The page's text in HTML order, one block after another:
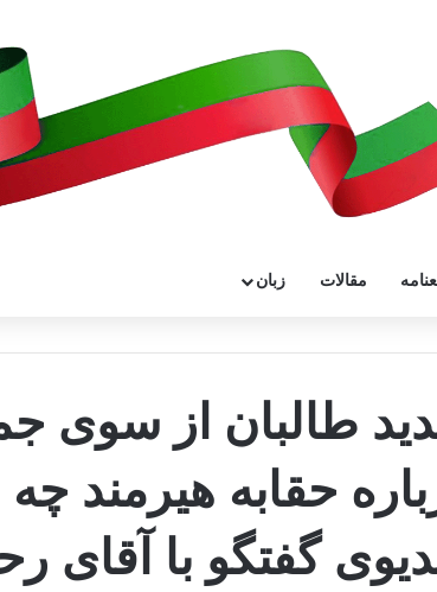
مقالات زبان
طالبان از سوی
حقابه هیرمند
گفتگو با آقای